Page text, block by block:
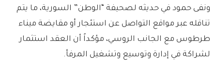
ونفى حمود في حديثه لصحيفة “الوطن” السورية، ما يتم
تناقله عبر مواقع التواصل عن استئجار أو مقايضة ميناء
طرطوس مع الجانب الروسي، مؤكداً أن العقد استثمار
لشراكة في إدارة وتوسيع وتشغيل المرفأ.